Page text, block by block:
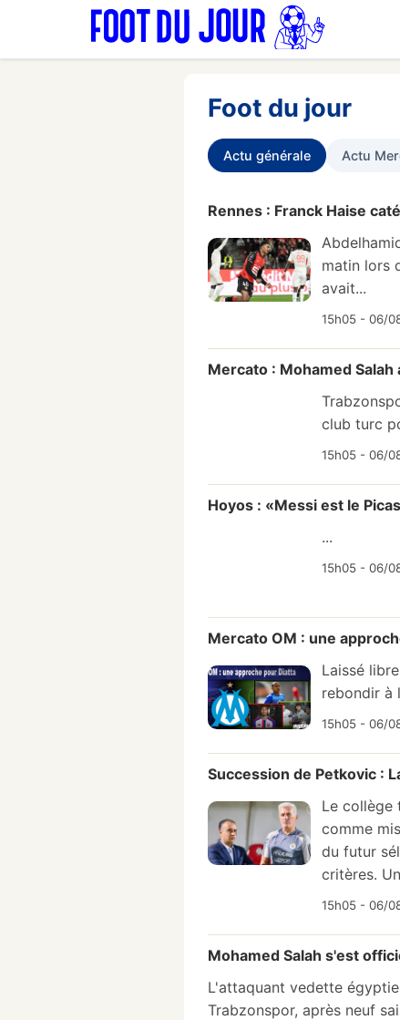
Foot du jour
Actu générale Actu
Rennes : Franck Haise
matin lors
avait...
15h05 - 06/
Mercato : Mohamed
club turc
15h05 - 06/
Hoyos : «Messi est le
...
15h05 - 06/
Mercato OM : une
Laissé
rebondir à
15h05 - 06/
Succession de Petkovic :
Le collège
comme
du futur
critères.
15h05 - 06/
Mohamed Salah s'est
L'attaquant vedette
Trabzonspor, après neuf